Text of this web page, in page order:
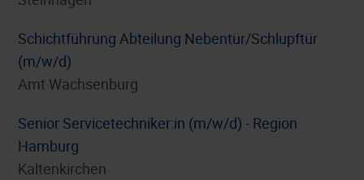
Schichtführung Abteilung Nebentür/Schlupftür
(m/w/d)
Amt Wachsenburg
Senior Servicetechniker:in (m/w/d) - Region
Hamburg
Kaltenkirchen